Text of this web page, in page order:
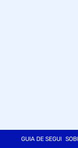
GUIA DE